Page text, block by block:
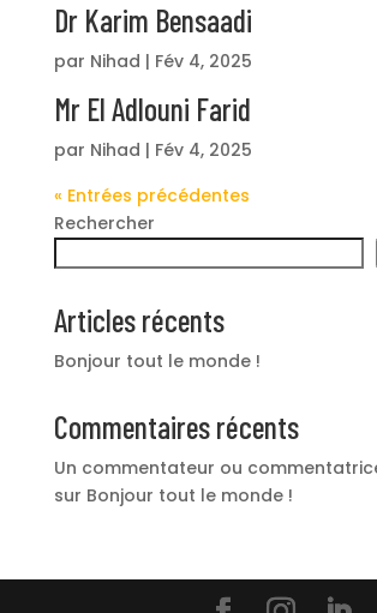
Dr Karim Bensaadi
par Nihad | Fév 4, 2025
Mr El Adlouni Farid
par Nihad | Fév 4, 2025
« Entrées précédentes
Rechercher
Articles récents
Bonjour tout le monde !
Commentaires récents
Un commentateur ou
sur Bonjour tout le monde !